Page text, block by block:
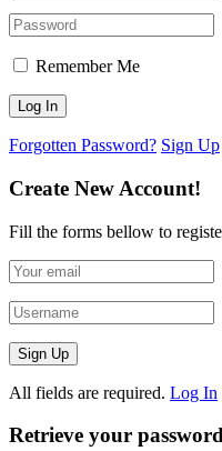
Remember Me
Forgotten Password? Sign Up
Create New Account!
Fill the forms bellow to
All fields are required. Log In
Retrieve your